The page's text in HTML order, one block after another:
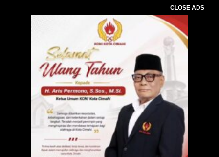
CLOSE ADS